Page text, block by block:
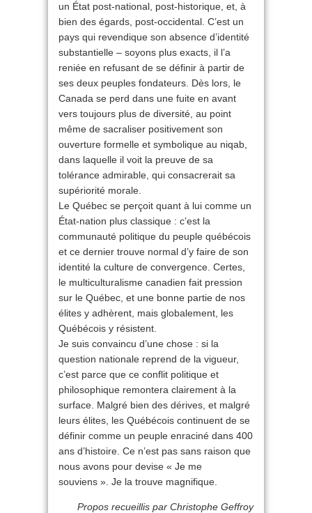
un État post-national, post-historique, et, à
bien des égards, post-occidental. C’est un
pays qui revendique son absence d’identité
substantielle – soyons plus exacts, il l’a
reniée en refusant de se définir à partir de
ses deux peuples fondateurs. Dès lors, le
Canada se perd dans une fuite en avant
vers toujours plus de diversité, au point
même de sacraliser positivement son
ouverture formelle et symbolique au niqab,
dans laquelle il voit la preuve de sa
tolérance admirable, qui consacrerait sa
supériorité morale.
Le Québec se perçoit quant à lui comme un
État-nation plus classique : c’est la
communauté politique du peuple québécois
et ce dernier trouve normal d’y faire de son
identité la culture de convergence. Certes,
le multiculturalisme canadien fait pression
sur le Québec, et une bonne partie de nos
élites y adhèrent, mais globalement, les
Québécois y résistent.
Je suis convaincu d’une chose : si la
question nationale reprend de la vigueur,
c’est parce que ce conflit politique et
philosophique remontera clairement à la
surface. Malgré bien des dérives, et malgré
leurs élites, les Québécois continuent de se
définir comme un peuple enraciné dans 400
ans d’histoire. Ce n’est pas sans raison que
nous avons pour devise « Je me
souviens ». Je la trouve magnifique.
Propos recueillis par Christophe Geffroy